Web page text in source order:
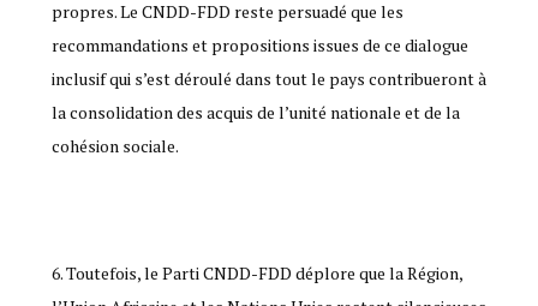
propres. Le CNDD-FDD reste persuadé que les
recommandations et propositions issues de ce dialogue
inclusif qui s’est déroulé dans tout le pays contribueront à
la consolidation des acquis de l’unité nationale et de la
cohésion sociale.
Toutefois, le Parti CNDD-FDD déplore que la Région,